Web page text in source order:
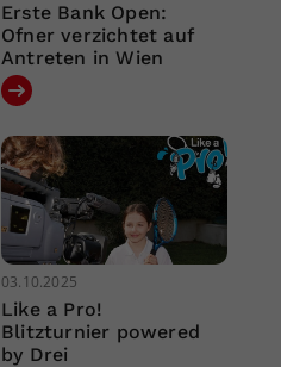
Erste Bank Open:
Ofner verzichtet auf
Antreten in Wien
03.10.2025
Like a Pro!
Blitzturnier powered
by Drei